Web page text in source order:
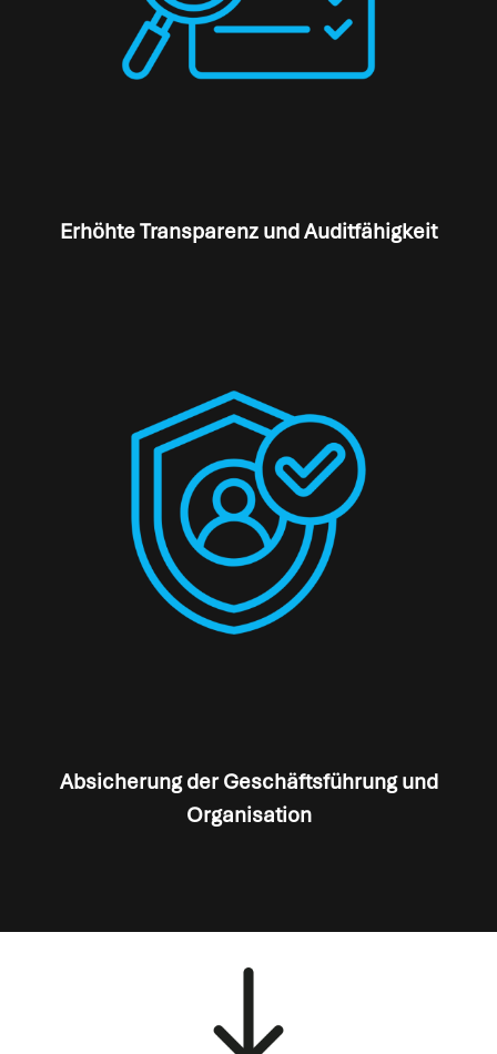
Erhöhte Transparenz und Auditfähigkeit
Absicherung der Geschäftsführung und
Organisation